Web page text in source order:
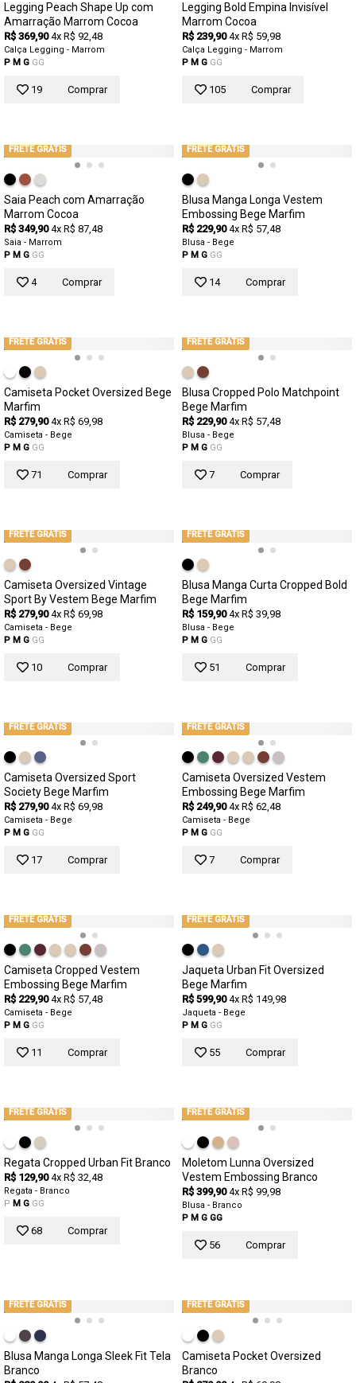
Legging Peach Shape Up com
Amarração Marrom Cocoa
R$ 369,90 4x R$ 92,48
Calça Legging - Marrom
P M G GG
19 Comprar
Legging Bold Empina Invisível
Marrom Cocoa
R$ 239,90 4x R$ 59,98
Calça Legging - Marrom
P M G GG
105 Comprar
FRETE GRÁTIS
Saia Peach com Amarração
Marrom Cocoa
R$ 349,90 4x R$ 87,48
Saia - Marrom
P M G GG
4 Comprar
FRETE GRÁTIS
Blusa Manga Longa Vestem
Embossing Bege Marfim
R$ 229,90 4x R$ 57,48
Blusa - Bege
P M G GG
14 Comprar
FRETE GRÁTIS
Camiseta Pocket Oversized Bege
Marfim
R$ 279,90 4x R$ 69,98
Camiseta - Bege
P M G GG
71 Comprar
FRETE GRÁTIS
Blusa Cropped Polo Matchpoint
Bege Marfim
R$ 229,90 4x R$ 57,48
Blusa - Bege
P M G GG
7 Comprar
FRETE GRÁTIS
Camiseta Oversized Vintage
Sport By Vestem Bege Marfim
R$ 279,90 4x R$ 69,98
Camiseta - Bege
P M G GG
10 Comprar
FRETE GRÁTIS
Blusa Manga Curta Cropped Bold
Bege Marfim
R$ 159,90 4x R$ 39,98
Blusa - Bege
P M G GG
51 Comprar
FRETE GRÁTIS
Camiseta Oversized Sport
Society Bege Marfim
R$ 279,90 4x R$ 69,98
Camiseta - Bege
P M G GG
17 Comprar
FRETE GRÁTIS
Camiseta Oversized Vestem
Embossing Bege Marfim
R$ 249,90 4x R$ 62,48
Camiseta - Bege
P M G GG
7 Comprar
FRETE GRÁTIS
Camiseta Cropped Vestem
Embossing Bege Marfim
R$ 229,90 4x R$ 57,48
Camiseta - Bege
P M G GG
11 Comprar
FRETE GRÁTIS
Jaqueta Urban Fit Oversized
Bege Marfim
R$ 599,90 4x R$ 149,98
Jaqueta - Bege
P M G GG
55 Comprar
FRETE GRÁTIS
Regata Cropped Urban Fit Branco
R$ 129,90 4x R$ 32,48
Regata - Branco
P M G GG
68 Comprar
FRETE GRÁTIS
Moletom Lunna Oversized
Vestem Embossing Branco
R$ 399,90 4x R$ 99,98
Blusa - Branco
P M G GG
56 Comprar
FRETE GRÁTIS
Blusa Manga Longa Sleek Fit Tela
Branco
FRETE GRÁTIS
Camiseta Pocket Oversized
Branco